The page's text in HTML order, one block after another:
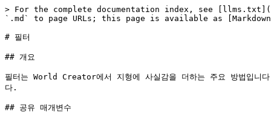
> For the complete documentation index, see [llms.txt](https://docs.world-creator.com/llms.txt). Markdown versions of documentation pages are available by appending `.md` to page URLs; this page is available as [Markdown](https://docs.world-creator.com/ko/reference/terrain/biome/filters.md).

# 필터

## 개요

필터는 World Creator에서 지형에 사실감을 더하는 주요 방법입니다. 절벽면의 단순한 왜곡 또는 샤프닝부터 고급 수력 및 열 침식 알고리즘에 이르기까지 기본 지형에 효과를 적용하는 다양한 방법을 제공합니다.

## 공유 매개변수

모든 필터는 다음과 같은 여러 공통 기능을 제공합니다:

* **트리 뷰의 UI**

  UI에서 필터 이름을 더블클릭하여 이름을 변경할 수 있습니다. 또한 이름 오른쪽의 화살표를 눌러 필터 유형을 World Creator의 다른 필터로 변경할 수 있습니다.
* **분포(Distributions)**

  필터는 분포를 추가하여 지형의 특정 영역(예: 가파른 경사)에만 마스킹할 수 있습니다. 분포 시스템에 대한 자세한 내용은 [이 문서](https://documentation.world-creator.com/en/reference_distributions_information.phtml).
* **매개변수**

  모든 필터는 다음 옵션을 공통으로 제공합니다:

| ![](/files/e5040d0d03113da876095723d012018ff28b4e5b) | <ul><li><strong>프리셋</strong><br>이 필터에 사용할 수 있는 프리셋을 <a href="/pages/6f65f8c14a91907d0f473eb18380061a746db86e">프리셋 라이브러리</a>.</li></ul><p></p><ul><li><p><strong>레벨 단계 강도</strong></p><p>각 <a href="/pages/6dc094843f42cb1616ac0a6db9e8cc8a5223f50a">레벨 단계에서 필터의 강도를 제어합니다</a>.</p></li></ul><p></p><ul><li><p><strong>일반 강도</strong></p><p>필터의 전체적인 강도를 제어합니다.</p></li></ul><p></p><ul><li><p><strong>결합 연산</strong></p><p>필터의 결과가 지형과 어떻게 결합될지 제어합니다.</p></li></ul><p></p><ul><li><strong>반전</strong><br>지형에 대한 필터의 효과를 반전시킵니다.</li></ul> |
| ---------------------------------------------------- | ------------------------------------------------------------------------------------------------------------------------------------------------------------------------------------------------------------------------------------------------------------------------------------------------------------------------------------------------------------------------------------------------------------------------------------------------------------------------------------------------------------------------------------------ |

## 사용 가능한 필터

### 일반

<table data-card-size="large" data-column-title-hidden data-view="cards" data-full-width="false"><thead><tr><th>레이블</th><th data-hidden data-card-cover data-type="files"></th><th data-hidden data-card-target data-type="content-ref"></th></tr></thead><tbody><tr><td>셋 추가</td><td><a href="/files/54f4cd32e12f6a4bc93a0b201e8ab6b0b8ac8a89">/files/54f4cd32e12f6a4bc93a0b201e8ab6b0b8ac8a89</a></td><td><a href="/pages/456f3ddbdd4b66ca04b0530e999e71ae0aef1591">/pages/456f3ddbdd4b66ca04b0530e999e71ae0aef1591</a></td></tr><tr><td>테두리 블렌드</td><td><a href="/files/864baf02c3984ddf0863706e34ce4f690bd3a710">/files/864baf02c3984ddf0863706e34ce4f690bd3a710</a></td><td><a href="/pages/2e599efc8ec717619cd2e3954ff1d3220ea4f7ac">/pages/2e599efc8ec717619cd2e3954ff1d3220ea4f7ac</a></td></tr><tr><td>평탄화</td><td><a href="/files/b2d6b5a75bc5a9d07b93a6a67d4f9665425be77f">/files/b2d6b5a75bc5a9d07b93a6a67d4f9665425be77f</a></td><td><a href="/pages/fc47a7fabc0851ffd001138532453041180c690d">/pages/fc47a7fabc0851ffd001138532453041180c690d</a></td></tr><tr><td>제로 에지</td><td><a href="/files/b0bfb8a19167c0b2541b8c76197b893bbced1256">/files/b0bfb8a19167c0b2541b8c76197b893bbced1256</a></td><td><a href="/pages/cd6024668075bbacfdbed1088e024a2c44796eb0">/pages/